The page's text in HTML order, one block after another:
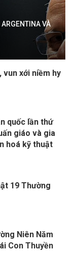
VÀ
xới niềm hy
quốc lần thứ
giáo và gia
hoá kỹ thuật
19 Thường
Niên Năm
Con Thuyền